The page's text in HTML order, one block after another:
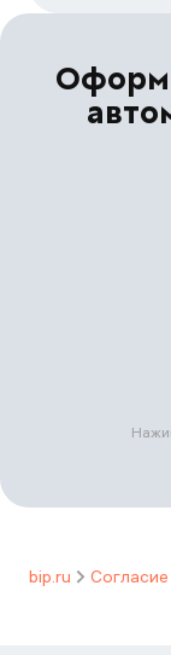
bip.ru Согласие